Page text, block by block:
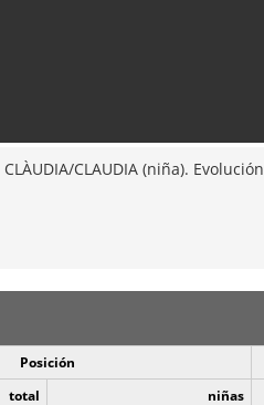
CLÀUDIA/CLAUDIA (niña). Evolución
Posición
total niñas